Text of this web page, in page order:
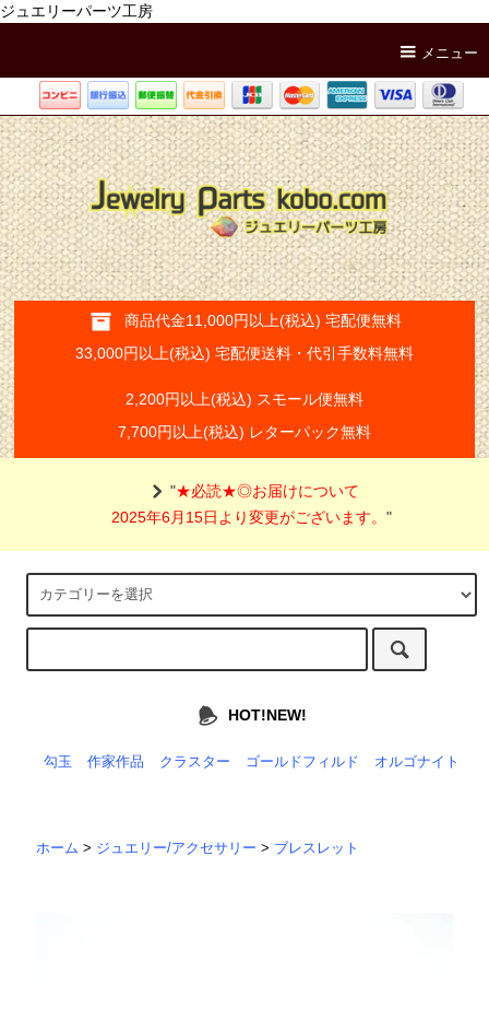
ジュエリーパーツ工房
メニュー
商品代金11,000円以上(税込) 宅配便無料
33,000円以上(税込) 宅配便送料・代引手数料無料
2,200円以上(税込) スモール便無料
7,700円以上(税込) レターパック無料
"★必読★◎お届けについて
2025年6月15日より変更がございます。"
HOT!NEW!
勾玉 作家作品 クラスター ゴールドフィルド オルゴナイト
ホーム > ジュエリー/アクセサリー > ブレスレット